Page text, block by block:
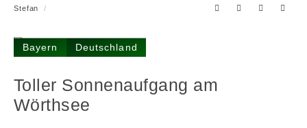
Stefan
Bayern Deutschland
Toller Sonnenaufgang am
Wörthsee